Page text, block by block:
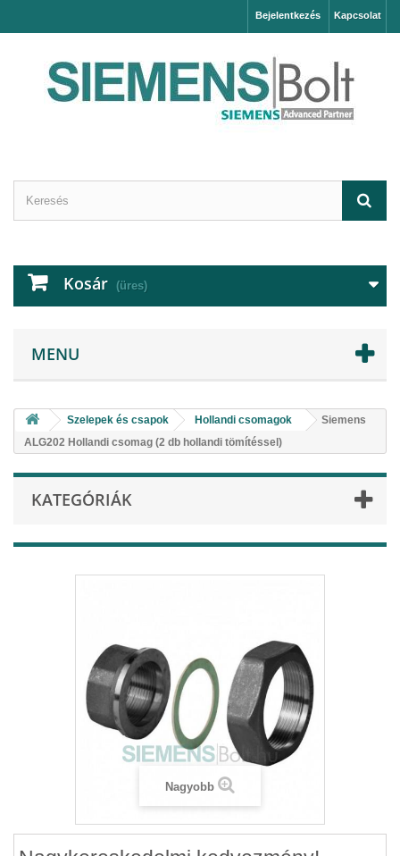
Kapcsolat
Bejelentkezés
Kosár (üres)
MENU
Szelepek és csapok Hollandi csomagok
Siemens
ALG202 Hollandi csomag (2 db hollandi tömítéssel)
KATEGÓRIÁK
Nagyobb